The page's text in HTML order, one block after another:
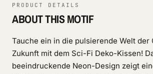
PRODUCT DETAILS
ABOUT THIS MOTIF
Tauche ein in die pulsierende Welt der
Zukunft mit dem Sci-Fi Deko-Kissen!
beeindruckende Neon-Design zeigt